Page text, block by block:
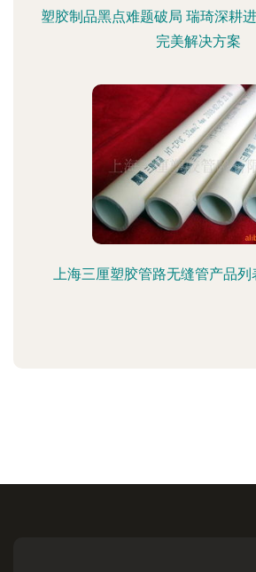
塑胶制品黑点难题破局 瑞琦深耕
完美解决方案
上海三厘塑胶管路无缝管产品